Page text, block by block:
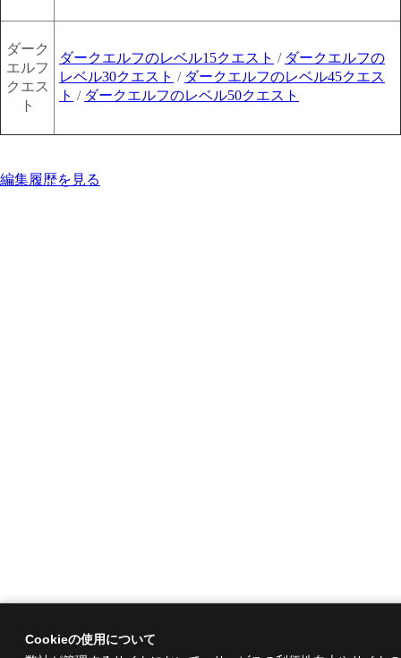
ダーク
エルフ
クエス
ト
ダークエルフのレベル15クエスト / ダークエルフの
レベル30クエスト / ダークエルフのレベル45クエス
ト / ダークエルフのレベル50クエスト
編集履歴を見る
Cookieの使用について